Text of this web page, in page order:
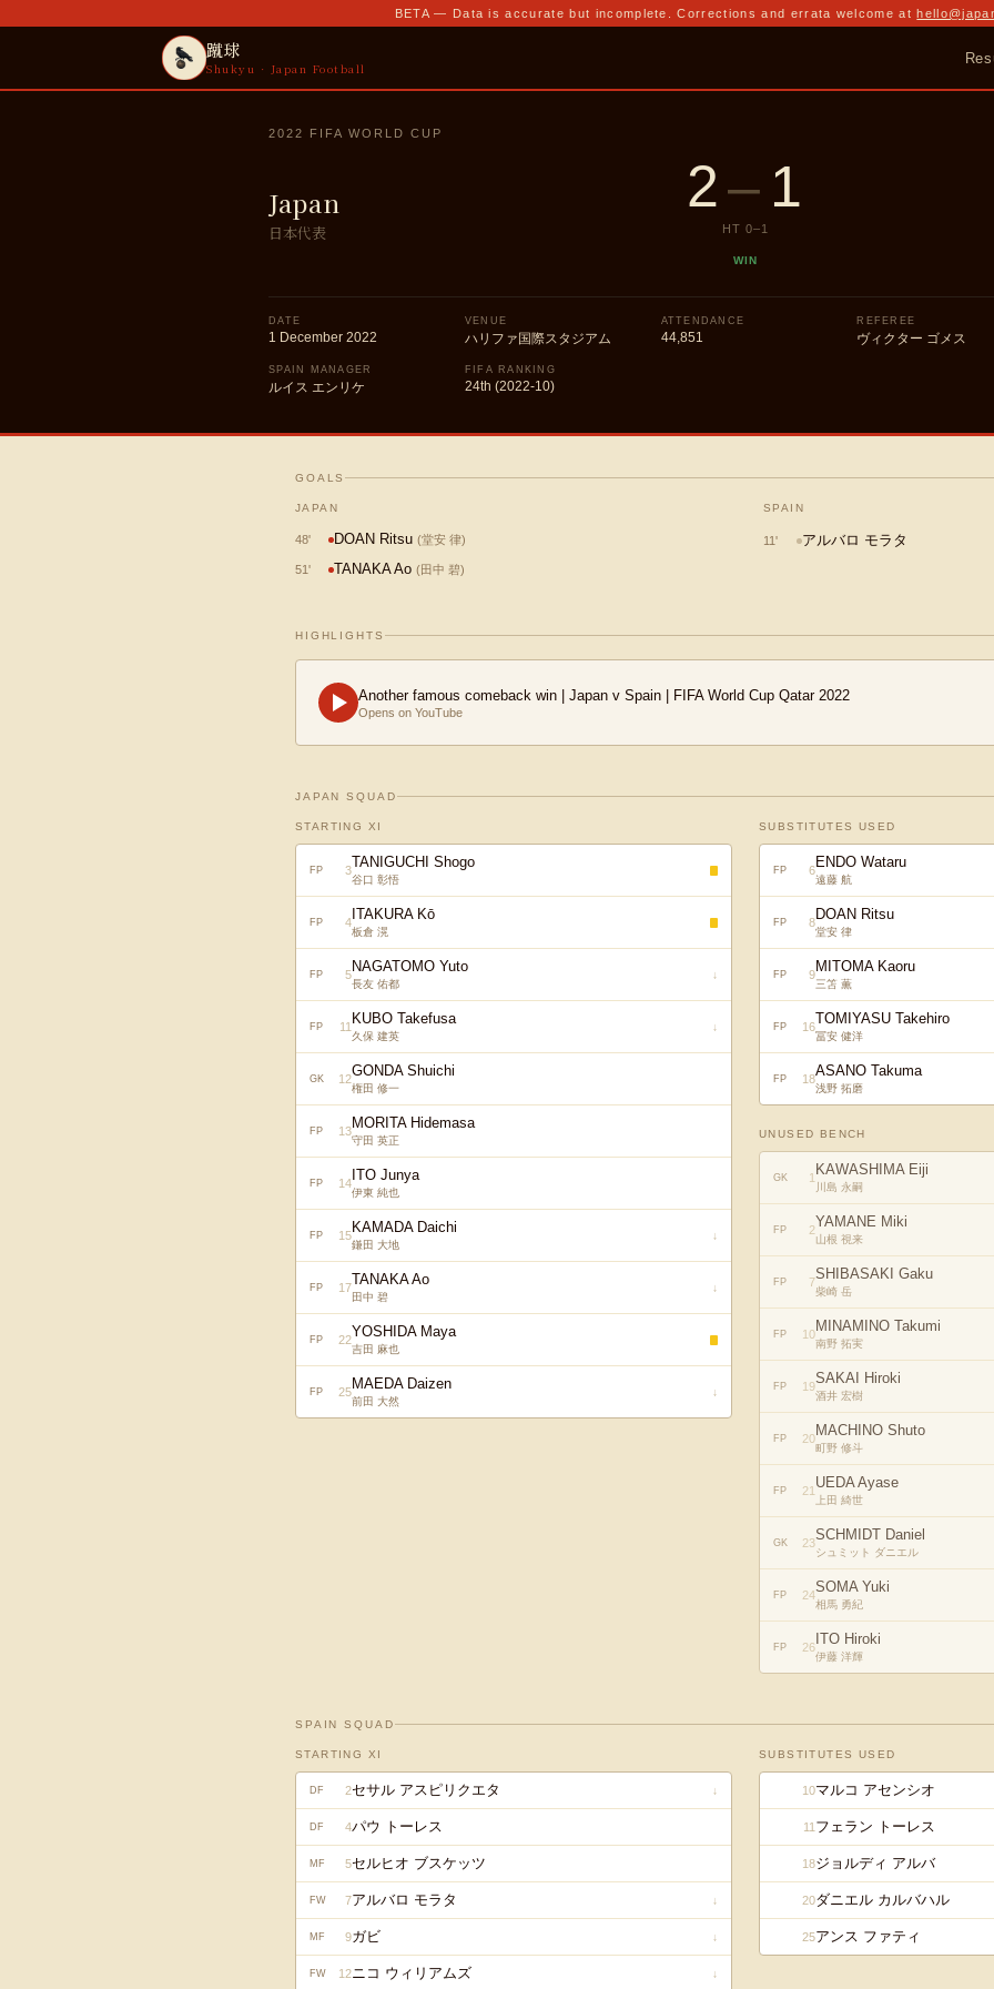
BETA — Data is accurate but incomplete. Corrections and errata welcome at
蹴球
Shukyu · Japan Football
2022 FIFA WORLD CUP
Japan
日本代表
2– 1
HT 0–1
WIN
DATE
1 December 2022
VENUE
ハリファ国際スタジアム
ATTENDANCE
44,851
REFEREE
ヴィクター ゴメス
SPAIN MANAGER
ルイス エンリケ
FIFA RANKING
24th (2022-10)
GOALS
JAPAN
48' DOAN Ritsu (堂安 律)
51' TANAKA Ao (田中 碧)
SPAIN
11' アルバロ モラタ
HIGHLIGHTS
Another famous comeback win | Japan v Spain | FIFA World Cup Qatar 2022
Opens on YouTube
JAPAN SQUAD
STARTING XI
FP 3TANIGUCHI Shogo
谷口 彰悟
FP 4 ITAKURA Kō
板倉 滉
FP 5NAGATOMO Yuto
長友 佑都
↓
FP 11 KUBO Takefusa
久保 建英
↓
GK 12GONDA Shuichi
権田 修一
FP 13MORITA Hidemasa
守田 英正
FP 14 ITO Junya
伊東 純也
FP 15KAMADA Daichi
鎌田 大地
↓
FP 17TANAKA Ao
田中 碧
↓
FP 22YOSHIDA Maya
吉田 麻也
FP 25MAEDA Daizen
前田 大然
↓
SUBSTITUTES USED
FP 6ENDO Wataru
遠藤 航
FP 8DOAN Ritsu
堂安 律
FP 9MITOMA Kaoru
三笘 薫
FP 16TOMIYASU Takehiro
冨安 健洋
FP 18ASANO Takuma
浅野 拓磨
UNUSED BENCH
GK 1 KAWASHIMA Eiji
川島 永嗣
FP 2YAMANE Miki
山根 視来
FP 7SHIBASAKI Gaku
柴崎 岳
FP 10MINAMINO Takumi
南野 拓実
FP 19SAKAI Hiroki
酒井 宏樹
FP 20MACHINO Shuto
町野 修斗
FP 21 UEDA Ayase
上田 綺世
GK 23SCHMIDT Daniel
シュミット ダニエル
FP 24SOMA Yuki
相馬 勇紀
FP 26 ITO Hiroki
伊藤 洋輝
SPAIN SQUAD
STARTING XI
DF 2セサル アスピリクエタ ↓
DF 4パウ トーレス
MF 5セルヒオ ブスケッツ
FW 7アルバロ モラタ ↓
MF 9ガビ ↓
FW 12ニコ ウィリアムズ ↓
SUBSTITUTES USED
10マルコ アセンシオ
11 フェラン トーレス
18ジョルディ アルバ
20ダニエル カルバハル
25アンス ファティ